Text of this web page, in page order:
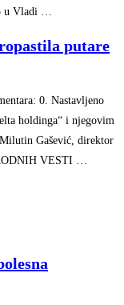
u Vladi …
putare
0. Nastavljeno
holdinga“ i njegovim
Gašević, direktor
VESTI …